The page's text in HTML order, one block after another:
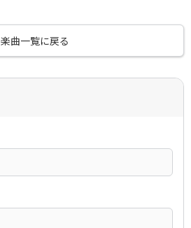
楽曲一覧に戻る